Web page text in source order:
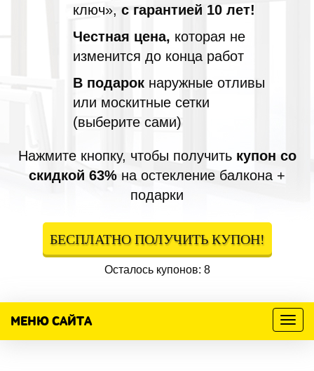
ключ», с гарантией 10 лет!
Честная цена, которая не
изменится до конца работ
В подарок наружные отливы
или москитные сетки
(выберите сами)
Нажмите кнопку, чтобы получить купон со
скидкой 63% на остекление балкона +
подарки
БЕСПЛАТНО ПОЛУЧИТЬ КУПОН!
Осталось купонов: 8
Меню
МЕНЮ САЙТА